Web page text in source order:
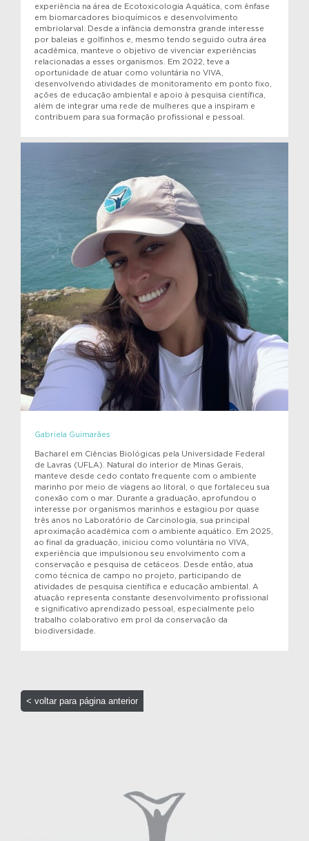
experiência na área de Ecotoxicologia Aquática, com ênfase
em biomarcadores bioquímicos e desenvolvimento
embriolarval. Desde a infância demonstra grande interesse
por baleias e golfinhos e, mesmo tendo seguido outra área
acadêmica, manteve o objetivo de vivenciar experiências
relacionadas a esses organismos. Em 2022, teve a
oportunidade de atuar como voluntária no VIVA,
desenvolvendo atividades de monitoramento em ponto fixo,
ações de educação ambiental e apoio à pesquisa científica,
além de integrar uma rede de mulheres que a inspiram e
contribuem para sua formação profissional e pessoal.
Gabriela Guimarães
Bacharel em Ciências Biológicas pela Universidade Federal
de Lavras (UFLA). Natural do interior de Minas Gerais,
manteve desde cedo contato frequente com o ambiente
marinho por meio de viagens ao litoral, o que fortaleceu sua
conexão com o mar. Durante a graduação, aprofundou o
interesse por organismos marinhos e estagiou por quase
três anos no Laboratório de Carcinologia, sua principal
aproximação acadêmica com o ambiente aquático. Em 2025,
ao final da graduação, iniciou como voluntária no VIVA,
experiência que impulsionou seu envolvimento com a
conservação e pesquisa de cetáceos. Desde então, atua
como técnica de campo no projeto, participando de
atividades de pesquisa científica e educação ambiental. A
atuação representa constante desenvolvimento profissional
e significativo aprendizado pessoal, especialmente pelo
trabalho colaborativo em prol da conservação da
biodiversidade.
< voltar para página anterior